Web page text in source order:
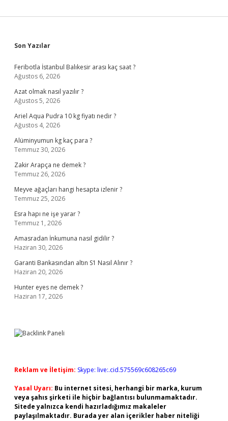
Sidebar
Son Yazılar
Feribotla İstanbul Balıkesir arası kaç saat ?
Ağustos 6, 2026
Azat olmak nasıl yazılır ?
Ağustos 5, 2026
Ariel Aqua Pudra 10 kg fiyatı nedir ?
Ağustos 4, 2026
Alüminyumun kg kaç para ?
Temmuz 30, 2026
Zakir Arapça ne demek ?
Temmuz 26, 2026
Meyve ağaçları hangi hesapta izlenir ?
Temmuz 25, 2026
Esra hapı ne işe yarar ?
Temmuz 1, 2026
Amasradan İnkumuna nasıl gidilir ?
Haziran 30, 2026
Garanti Bankasından altın S1 Nasıl Alınır ?
Haziran 20, 2026
Hunter eyes ne demek ?
Haziran 17, 2026
Reklam ve İletişim: Skype: live:.cid.575569c608265c69
Yasal Uyarı: Bu internet sitesi, herhangi bir marka, kurum
veya şahıs şirketi ile hiçbir bağlantısı bulunmamaktadır.
Sitede yalnızca kendi hazırladığımız makaleler
paylaşılmaktadır. Burada yer alan içerikler haber niteliği